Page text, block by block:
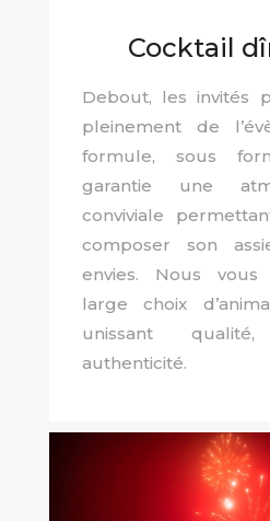
Cocktail
Debout, les invités
pleinement de
formule, sous
garantie une
conviviale
composer son
envies. Nous
large choix
unissant
authenticité.